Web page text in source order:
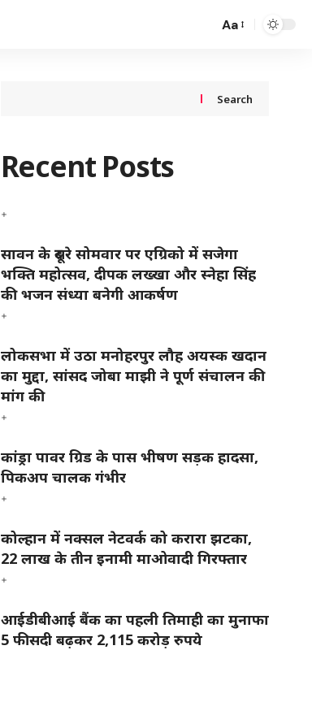
Aa
Search
Recent Posts
सावन के दूसरे सोमवार पर एग्रिको में सजेगा
भक्ति महोत्सव, दीपक लख्खा और स्नेहा सिंह
की भजन संध्या बनेगी आकर्षण
लोकसभा में उठा मनोहरपुर लौह अयस्क खदान
का मुद्दा, सांसद जोबा माझी ने पूर्ण संचालन की
मांग की
कांड्रा पावर ग्रिड के पास भीषण सड़क हादसा,
पिकअप चालक गंभीर
कोल्हान में नक्सल नेटवर्क को करारा झटका,
22 लाख के तीन इनामी माओवादी गिरफ्तार
आईडीबीआई बैंक का पहली तिमाही का मुनाफा
5 फीसदी बढ़कर 2,115 करोड़ रुपये